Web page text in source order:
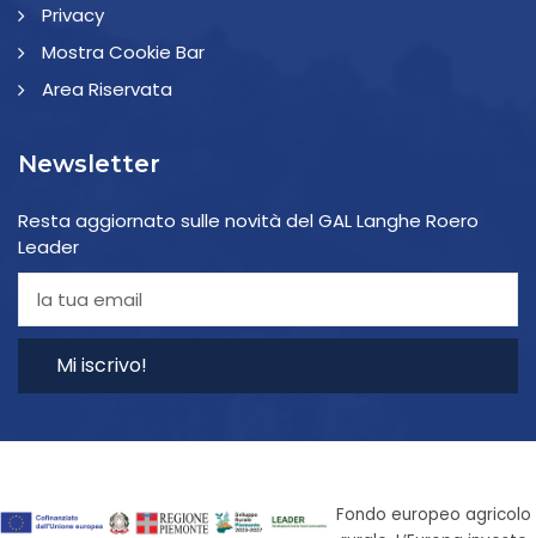
Privacy
Mostra Cookie Bar
Area Riservata
Newsletter
Resta aggiornato sulle novità del GAL Langhe Roero
Leader
Mi iscrivo!
Fondo europeo agricolo